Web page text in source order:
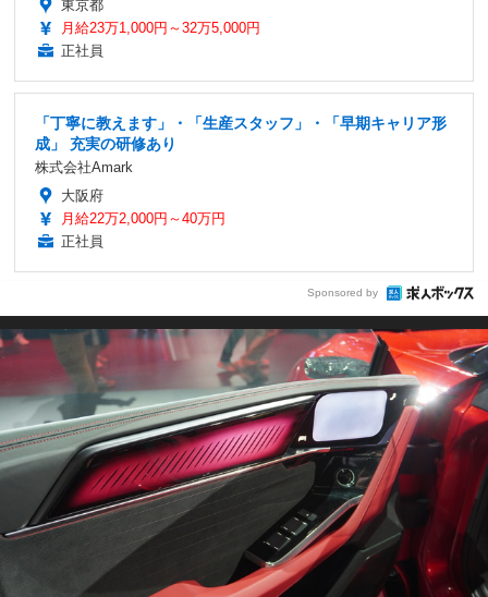
東京都
月給23万1,000円～32万5,000円
正社員
「丁寧に教えます」・「生産スタッフ」・「早期キャリア形
成」 充実の研修あり
株式会社Amark
大阪府
月給22万2,000円～40万円
正社員
Sponsored by